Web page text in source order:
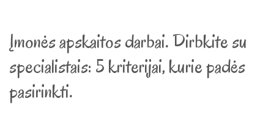
Įmonės apskaitos darbai. Dirbkite su
specialistais: 5 kriterijai, kurie padės
pasirinkti.